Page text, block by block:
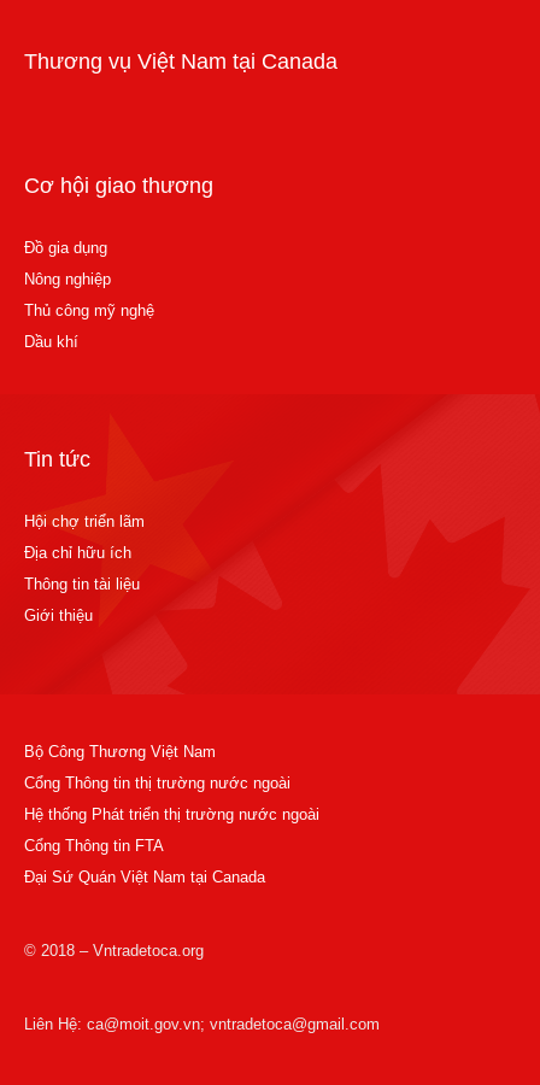
Thương vụ Việt Nam tại Canada
Cơ hội giao thương
Đồ gia dụng
Nông nghiệp
Thủ công mỹ nghệ
Dầu khí
Tin tức
Hội chợ triển lãm
Địa chỉ hữu ích
Thông tin tài liệu
Giới thiệu
Bộ Công Thương Việt Nam
Cổng Thông tin thị trường nước ngoài
Hệ thống Phát triển thị trường nước ngoài
Cổng Thông tin FTA
Đại Sứ Quán Việt Nam tại Canada
© 2018 – Vntradetoca.org
Liên Hệ: ca@moit.gov.vn; vntradetoca@gmail.com